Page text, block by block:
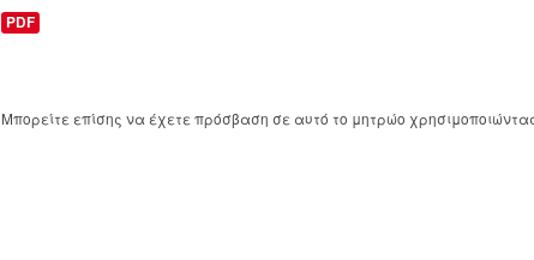
PDF
Μπορείτε επίσης να έχετε πρόσβαση σε αυτό το μητρώο